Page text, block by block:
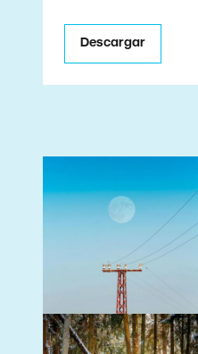
Descargar